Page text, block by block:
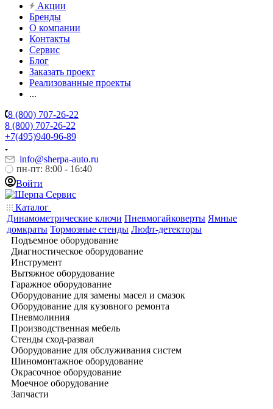
Акции
Бренды
О компании
Контакты
Сервис
Блог
Заказать проект
Реализованные проекты
...
8 (800) 707-26-22
8 (800) 707-26-22
+7(495)940-96-89
info@sherpa-auto.ru
пн-пт: 8:00 - 16:40
Войти
Каталог
Динамометрические ключи Пневмогайковерты Ямные
домкраты Тормозные стенды Люфт-детекторы
Подъемное оборудование
Диагностическое оборудование
Инструмент
Вытяжное оборудование
Гаражное оборудование
Оборудование для замены масел и смазок
Оборудование для кузовного ремонта
Пневмолиния
Производственная мебель
Стенды сход-развал
Оборудование для обслуживания систем
Шиномонтажное оборудование
Окрасочное оборудование
Моечное оборудование
Запчасти